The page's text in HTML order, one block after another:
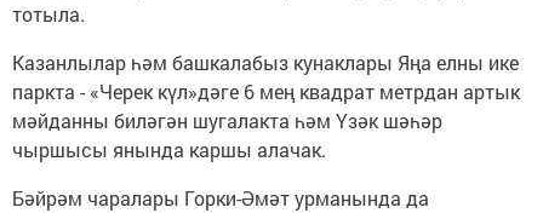
тотыла.
Казанлылар һәм башкалабыз кунаклары Яңа елны ике
паркта - «Черек күл»дәге 6 мең квадрат метрдан артык
мәйданны биләгән шугалакта һәм Үзәк шәһәр
чыршысы янында каршы алачак.
Бәйрәм чаралары Горки-Әмәт урманында да